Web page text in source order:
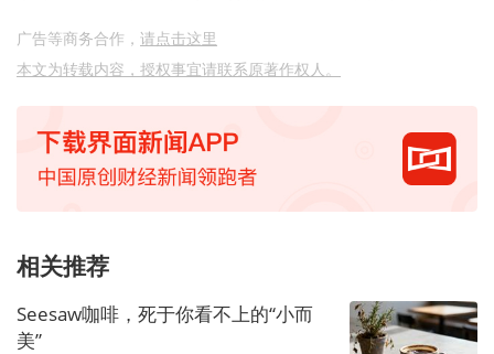
广告等商务合作， 请点击这里
本文为转载内容，授权事宜请联系原著作权人。
相关推荐
Seesaw咖啡，死于你看不上的“小而
美”